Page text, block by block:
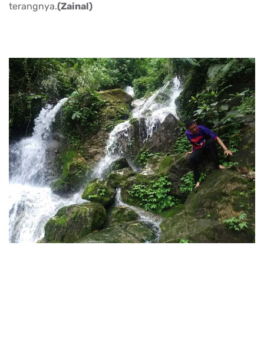
terangnya.(Zainal)